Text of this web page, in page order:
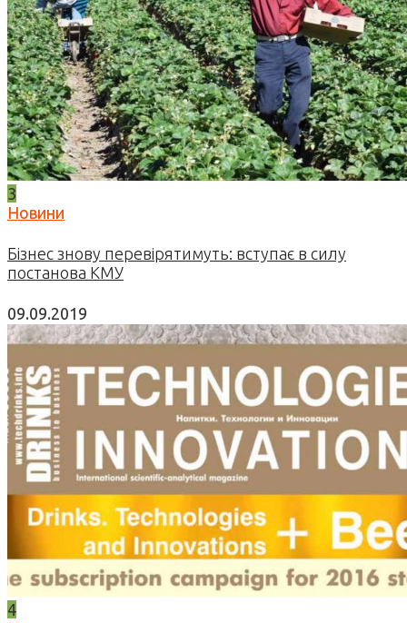
3
Новини
Бізнес знову перевірятимуть: вступає в силу
постанова КМУ
09.09.2019
4